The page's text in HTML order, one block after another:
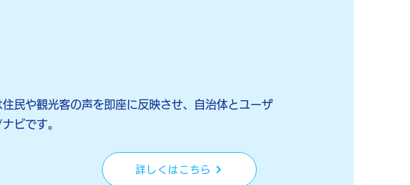
民や観光客の声を即座に反映させ、
自治体とユーザ
ビです。
詳しくはこちら